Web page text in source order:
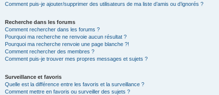
Comment puis-je ajouter/supprimer des utilisateurs de ma liste d’amis ou d’ignorés ?
Recherche dans les forums
Comment rechercher dans les forums ?
Pourquoi ma recherche ne renvoie aucun résultat ?
Pourquoi ma recherche renvoie une page blanche ?!
Comment rechercher des membres ?
Comment puis-je trouver mes propres messages et sujets ?
Surveillance et favoris
Quelle est la différence entre les favoris et la surveillance ?
Comment mettre en favoris ou surveiller des sujets ?